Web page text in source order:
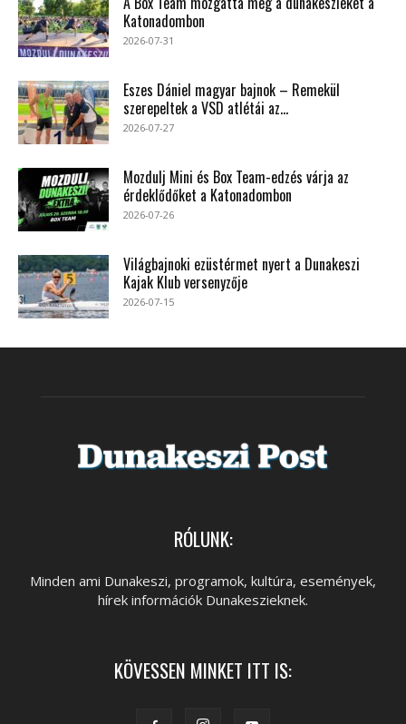
Katonadombon
2026-07-31
Eszes Dániel magyar bajnok – Remekül
szerepeltek a VSD atlétái az...
2026-07-27
Mozdulj Mini és Box Team-edzés várja az
érdeklődőket a Katonadombon
2026-07-26
Világbajnoki ezüstérmet nyert a Dunakeszi
Kajak Klub versenyzője
2026-07-15
RÓLUNK:
Minden ami Dunakeszi, programok, kultúra, események,
hírek információk Dunakeszieknek.
KÖVESSEN MINKET ITT IS: